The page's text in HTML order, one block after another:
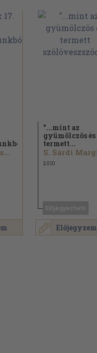
Előjegyzem
"...mint az
gyümölczös és
termett...
2010